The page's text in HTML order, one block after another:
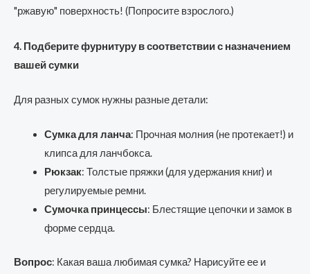
"ржавую" поверхность! (Попросите взрослого.)
4. Подберите фурнитуру в соответствии с назначением
вашей сумки
Для разных сумок нужны разные детали:
Сумка для ланча: Прочная молния (не протекает!) и
клипса для ланчбокса.
Рюкзак: Толстые пряжки (для удержания книг) и
регулируемые ремни.
Сумочка принцессы: Блестящие цепочки и замок в
форме сердца.
Вопрос: Какая ваша любимая сумка? Нарисуйте ее и